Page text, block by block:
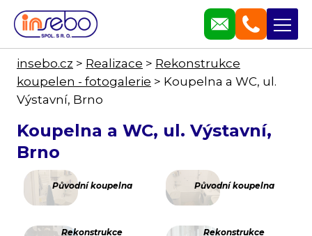
insebo.cz > Realizace > Rekonstrukce
koupelen - fotogalerie > Koupelna a WC, ul.
Výstavní, Brno
Koupelna a WC, ul. Výstavní,
Brno
Původní koupelna Původní koupelna
Rekonstrukce
Rekonstrukce